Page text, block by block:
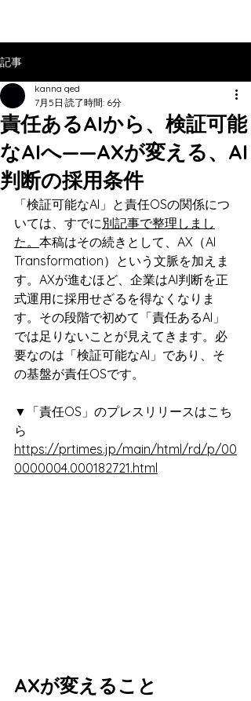
記事
責任あるAIから、検証可能
なAIへ——AXが変える、AI
判断の採用条件
kanna qed
7月5日 読了時間: 6分
「検証可能なAI」と責任OSの関係につ
いては、すでに別記事で整理しまし
た。 本稿はその続きとして、AX（AI
Transformation）という文脈を加えま
す。AXが進むほど、企業はAI判断を正
式運用に採用せざるを得なくなりま
す。その段階で初めて「責任あるAI」
では足りないことが見えてきます。必
要なのは「検証可能なAI」であり、そ
の基盤が責任OSです。
▼「責任OS」のプレスリリースはこち
ら
https://prtimes.jp/main/html/rd/p/00
0000004.000182721.html
AXが変えること